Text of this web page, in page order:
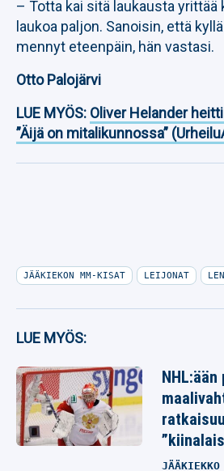
– Totta kai sitä laukausta yrittää
laukoa paljon. Sanoisin, että
mennyt eteenpäin, hän vastasi.
Otto Palojärvi
LUE MYÖS: Oliver Helander
”Äijä on mitalikunnossa”
JÄÄKIEKON MM-KISAT LEIJONAT
LUE MYÖS:
JÄÄKIEKKO